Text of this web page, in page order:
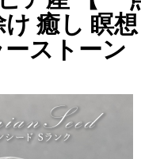
癒し 瞑
ストーン